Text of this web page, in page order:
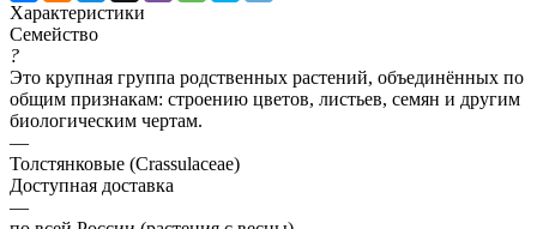
Характеристики
Семейство
?
Это крупная группа родственных растений, объединённых по
общим признакам: строению цветов, листьев, семян и другим
биологическим чертам.
—
Толстянковые (Crassulaceae)
Доступная доставка
—